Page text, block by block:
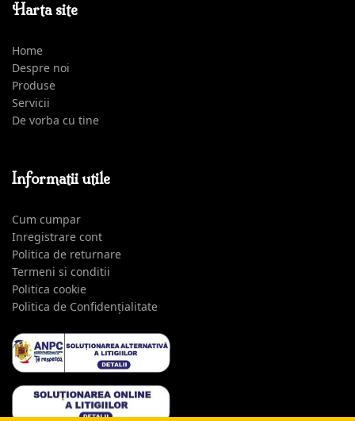
Harta site
Home
Despre noi
Produse
Servicii
De vorba cu tine
Informatii utile
Cum cumpar
Inregistrare cont
Politica de returnare
Termeni si conditii
Politica cookie
Politica de Confidențialitate